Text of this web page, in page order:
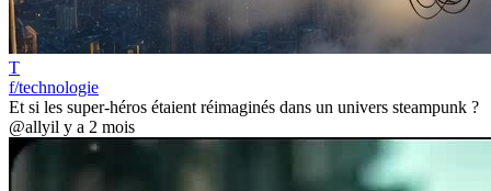
T
f/technologie
Et si les super-héros étaient réimaginés dans un univers steampunk ?
@allyil y a 2 mois